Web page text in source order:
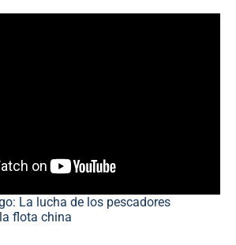
La lucha de los pescadores
flota china